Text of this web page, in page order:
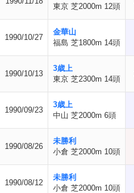
東京 芝2000m 12頭
1990/10/27
金華山
福島 芝1800m 14頭
1990/10/13
3歳上
東京 芝2300m 14頭
1990/09/23
3歳上
中山 芝2000m 6頭
1990/08/26
未勝利
小倉 芝2000m 10頭
1990/08/12
未勝利
小倉 芝2000m 10頭